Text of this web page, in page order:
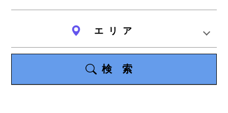
エリア
検索